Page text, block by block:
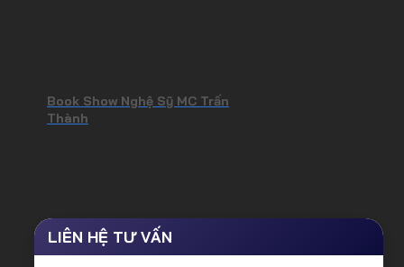
Book Show Nghệ Sỹ MC Trấn
Thành
LIÊN HỆ TƯ VẤN